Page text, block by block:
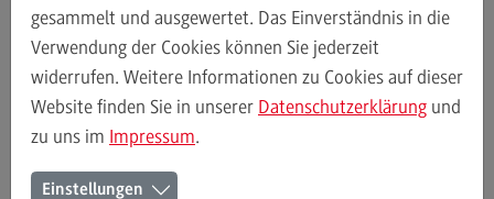
Berufsperspektiven
Kontakt
Advanced Practice in Healthcare
Advanced Practice in Healthcare
Rahmenbedingungen
Sales and Negotiation Modulangebot Berufsperspektiven
Ihr Kontakt zum Master Sales
gesammelt und ausgewertet. Das Einverständnis in die
Verwendung der Cookies können Sie jederzeit
widerrufen. Weitere Informationen zu Cookies auf dieser
Website finden Sie in unserer Datenschutzerklärung und
zu uns im Impressum.
Einstellungen